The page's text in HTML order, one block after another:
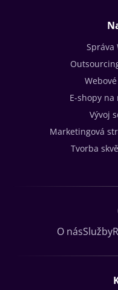
Správa
E-shopy na
Vývoj
Marketingová
Tvorba
O násSlužby